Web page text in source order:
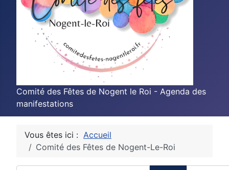
Comité des Fêtes de Nogent le Roi - Agenda des
manifestations
Vous êtes ici : Accueil
Comité des Fêtes de Nogent-Le-Roi